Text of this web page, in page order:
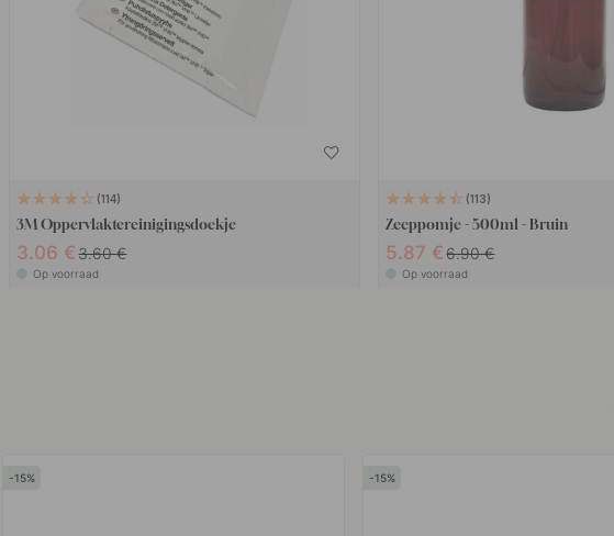
114
3M Oppervlaktereinigingsdoekje
3.06 € 3.60 €
Op voorraad
113
Zeeppomje - 500ml - Bruin
5.87 € 6.90 €
Op voorraad
15 15